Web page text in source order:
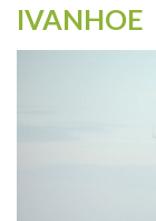
IVANHOE